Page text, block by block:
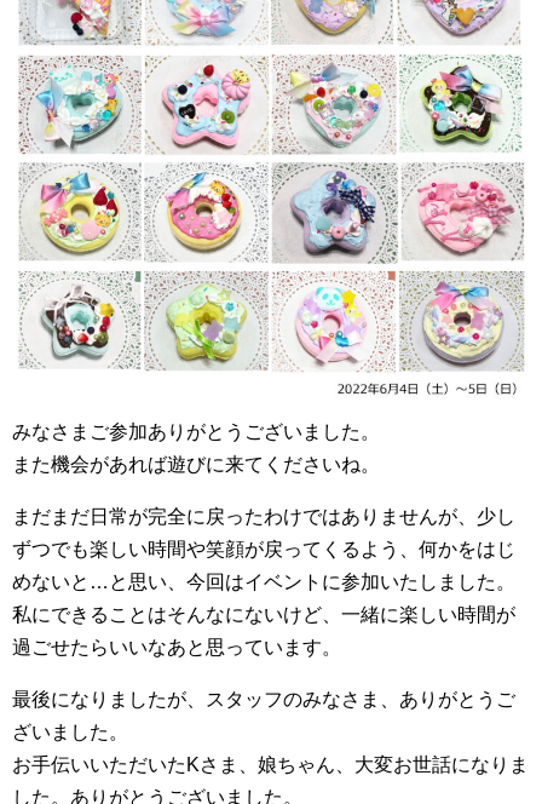
みなさまご参加ありがとうございました。
また機会があれば遊びに来てくださいね。
まだまだ日常が完全に戻ったわけではありませんが、少し
ずつでも楽しい時間や笑顔が戻ってくるよう、何かをはじ
めないと…と思い、今回はイベントに参加いたしました。
私にできることはそんなにないけど、一緒に楽しい時間が
過ごせたらいいなあと思っています。
最後になりましたが、スタッフのみなさま、ありがとうご
ざいました。
お手伝いいただいたKさま、娘ちゃん、大変お世話になりま
した。ありがとうございました。